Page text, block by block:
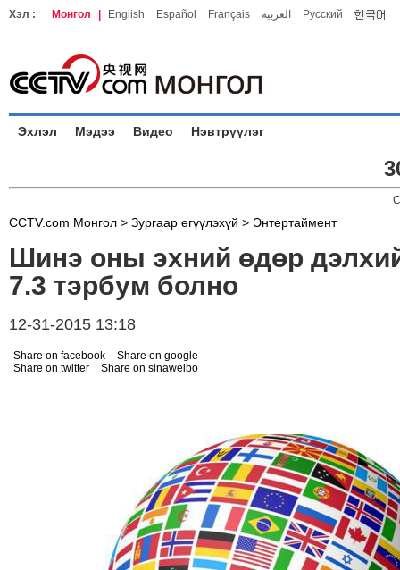
Хэл : Монгол English Español Français العربية Русский
Эхлэл Мэдээ Видео Нэвтрүүлэг
CCTV.com Монгол > Зургаар өгүүлэхүй > Энтертаймент
Шинэ оны эхний өдөр
7.3 тэрбум болно
12-31-2015 13:18
Share on facebook
Share on google
Share on twitter
Share on sinaweibo